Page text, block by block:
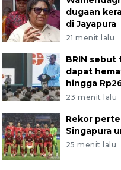
dugaan
di Jayapura
21 menit lalu
BRIN sebut
dapat
hingga
23 menit lalu
Rekor
Singapura
25 menit lalu